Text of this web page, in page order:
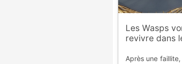
Les Wasps
revivre dans
Après une